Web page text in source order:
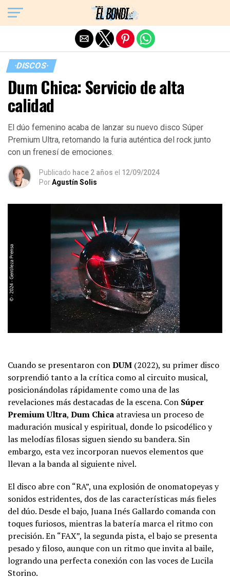
·DISCOS·
Dum Chica: Servicio de alta
calidad
El dúo femenino acaba de lanzar su nuevo disco Súper
Premium Ultra, retomando la furia auténtica del rock junto
con un frenesí de emociones.
Publicado hace 2 años el 12/09/2024
PorAgustín Solis
Cuando se presentaron conDUM (2022), su primer disco
sorprendió tanto a la crítica como al circuito musical,
posicionándolas rápidamente como una de las
revelaciones más destacadas de la escena. Con Súper
Premium Ultra, Dum Chica atraviesa un proceso de
maduración musical y espiritual, donde lo psicodélico y
las melodías filosas siguen siendo su bandera. Sin
embargo, esta vez incorporan nuevos elementos que
llevan a la banda al siguiente nivel.
El disco abre con “RA”, una explosión de onomatopeyas y
sonidos estridentes, dos de las características más fieles
del dúo. Desde el bajo, Juana Inés Gallardo comanda con
toques furiosos, mientras la batería marca el ritmo con
precisión. En “FAX”, la segunda pista, el bajo se presenta
pesado y filoso, aunque con un ritmo que invita al baile,
logrando una perfecta conexión con las voces de Lucila
Storino.
Exit mobile version